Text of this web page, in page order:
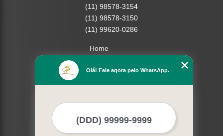
(11) 98578-3154
(11) 98578-3150
(11) 99620-0286
Home
Missão
Mais Serviços
Olá! Fale agora pelo WhatsApp.